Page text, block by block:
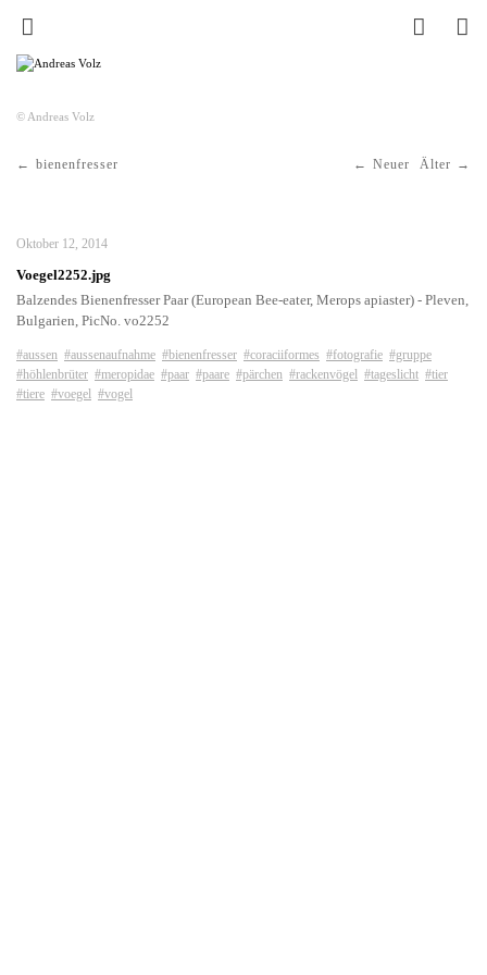
© Andreas Volz
Neuer Älter
bienenfresser
Oktober 12, 2014
Voegel2252.jpg
Balzendes Bienenfresser Paar (European Bee-eater, Merops apiaster) - Pleven,
Bulgarien, PicNo. vo2252
#aussen #aussenaufnahme #bienenfresser #coraciiformes #fotografie #gruppe
#höhlenbrüter #meropidae #paar #paare #pärchen #rackenvögel #tageslicht #tier
#tiere #voegel #vogel